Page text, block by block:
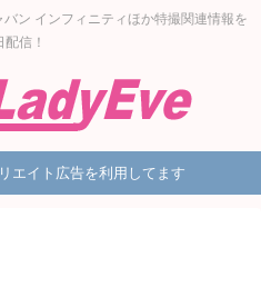
ン インフィニティほか特撮関連情報を
配信！
エイト広告を利用してます